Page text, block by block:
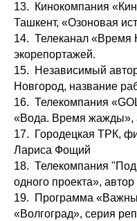
13. Кинокомпания
Ташкент, «Озоновая
14. Телеканал «Время
экорепортажей.
15. Независимый
Новгород, название
16. Телекомпания
«Вода. Время жажды»,
17. Городецкая ТРК,
Лариса Фощий
18. Телекомпания
одного проекта»,
19. Программа
«Волгоград», серия